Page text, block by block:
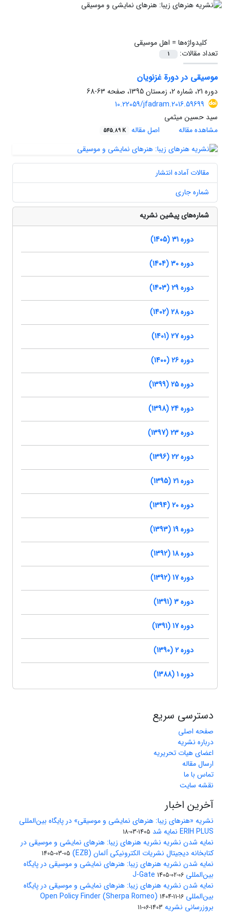
کلیدواژه‌ها = اهل موسیقی
تعداد مقالات:
1
موسیقی در دورة غزنویان
دوره 21، شماره 2، زمستان 1395، صفحه
63-68
10.22059/jfadram.2016.59699
سید حسین میثمی
مشاهده مقاله
اصل مقاله 545.89 K
مقالات آماده انتشار
شماره جاری
شماره‌های پیشین نشریه
دوره 31 (1405)
دوره 30 (1404)
دوره 29 (1403)
دوره 28 (1402)
دوره 27 (1401)
دوره 26 (1400)
دوره 25 (1399)
دوره 24 (1398)
دوره 23 (1397)
دوره 22 (1396)
دوره 21 (1395)
دوره 20 (1394)
دوره 19 (1393)
دوره 18 (1392)
دوره 17 (1392)
دوره 3 (1391)
دوره 17 (1391)
دوره 2 (1390)
دوره 1 (1388)
دسترسی سریع
صفحه اصلی
درباره نشریه
اعضای هیات تحریریه
ارسال مقاله
تماس با ما
نقشه سایت
آخرین اخبار
نشریه «هنرهای زیبا: هنرهای نمایشی و موسیقی» در پایگاه بین‌المللی
ERIH PLUS نمایه شد
1405-03-18
نمایه شدن نشریه نشریه هنرهای زیبا: هنرهای نمایشی و موسیقی در
کتابخانه دیجیتال نشریات الکترونیکی آلمان (EZB)
1405-03-05
نمایه شدن نشریه هنرهای زیبا: هنرهای نمایشی و موسیقی در پایگاه
بین‌المللی J-Gate 1405-02-06
نمایه شدن نشریه هنرهای زیبا: هنرهای نمایشی و موسیقی در پایگاه
بین‌المللی Open Policy Finder (Sherpa Romeo) 1404-11-16
بروزرسانی نشریه 1403-06-11